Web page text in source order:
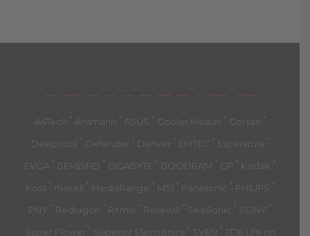
მთავარი კალათა
A4Tech ' Ansmann ' ASUS ' Cooler Master ' Corsair '
Deepcool ' Defender ' Denver ' EMTEC ' Esperanza '
EVGA ' GEMBIRD ' GIGABYTE ' GOODRAM ' GP ' Kodak '
Koss ' maxell ' MediaRange ' MSI ' Panasonic ' PHILIPS '
PNY ' Redragon ' Ritmix ' Rosewill ' SeaSonic ' SONY '
Super Flower ' Superior Electronics ' SVEN ' TDK Life on